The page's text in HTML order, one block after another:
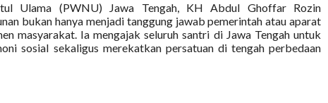
Ulama (PWNU) Jawa Tengah, KH Abdul Ghoffar Rozin
bukan hanya menjadi tanggung jawab pemerintah atau aparat
masyarakat. Ia mengajak seluruh santri di Jawa Tengah untuk
sosial sekaligus merekatkan persatuan di tengah perbedaan